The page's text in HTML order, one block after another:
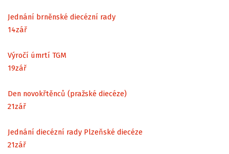
Jednání brněnské diecézní rady
14zář
Výročí úmrtí TGM
19zář
Den novokřtěnců (pražské diecéze)
21zář
Jednání diecézní rady Plzeňské diecéze
21zář